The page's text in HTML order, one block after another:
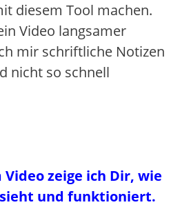
diesem Tool machen.
Video langsamer
mir schriftliche Notizen
nicht so schnell
zeige ich Dir, wie
und funktioniert.